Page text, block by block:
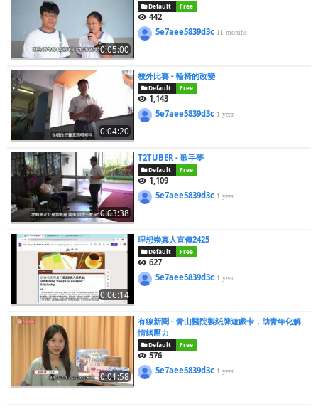
0:05:00
Default Free
442
5e7aee5839d3c 11 months
0:04:20
校外比賽 - 輪椅的改變
Default Free
1,143
5e7aee5839d3c 1 year
0:03:38
T2TUBER - 歌手夢
Default Free
1,109
5e7aee5839d3c 1 year
0:06:14
理想崇真人宣傳2425
Default Free
627
5e7aee5839d3c 1 year
0:01:58
有線新聞 - 青山醫院製紙牌遊戲卡，助青年化解
情緒壓力
Default Free
576
5e7aee5839d3c 1 year